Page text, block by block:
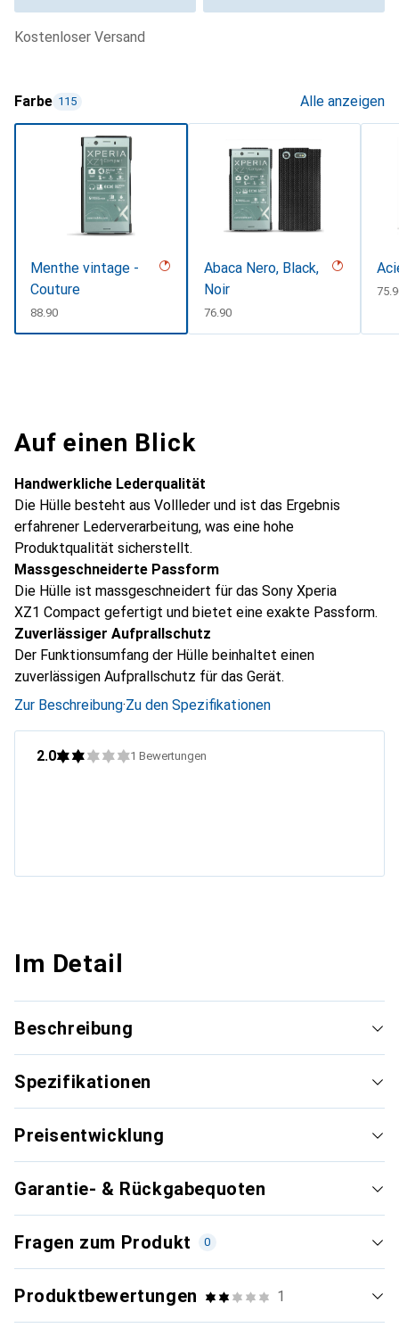
kostenloser Versand
Farbe 115 Alle anzeigen
Menthe vintage -
Couture
CHF
88.90
Abaca Nero, Black,
Noir
CHF
76.90
CHF
Auf einen Blick
Handwerkliche Lederqualität
Die Hülle besteht aus Vollleder und ist das Ergebnis
erfahrener Lederverarbeitung, was eine hohe
Produktqualität sicherstellt.
Massgeschneiderte Passform
Die Hülle ist massgeschneidert für das Sony Xperia
XZ1 Compact gefertigt und bietet eine exakte Passform.
Zuverlässiger Aufprallschutz
Der Funktionsumfang der Hülle beinhaltet einen
zuverlässigen Aufprallschutz für das Gerät.
Zur Beschreibung·Zu den Spezifikationen
2.0 1 Bewertungen
Im Detail
Beschreibung
Spezifikationen
Preisentwicklung
Garantie- & Rückgabequoten
Fragen zum Produkt 0
Produktbewertungen 1